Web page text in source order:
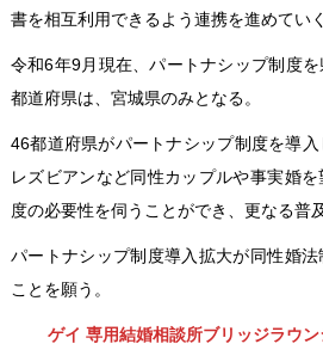
書を相互利用できるよう連携を進めてい
令和6年9月現在、パートナシップ制度
都道府県は、宮城県のみとなる。
46都道府県がパートナシップ制度を導
レズビアンなど同性カップルや事実婚
度の必要性を伺うことができ、更なる普
パートナシップ制度導入拡大が同性婚
ことを願う。
ゲイ 専用結婚相談所ブリッジラウン